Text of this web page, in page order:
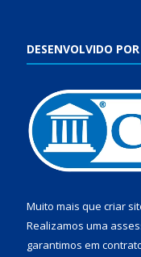
DESENVOLVIDO
Muito mais que criar
Realizamos uma
garantimos em